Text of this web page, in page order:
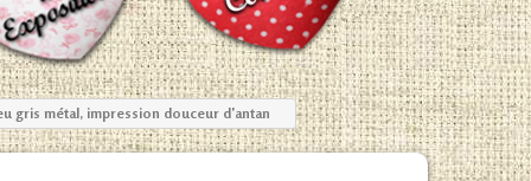
gris métal, impression douceur d'antan